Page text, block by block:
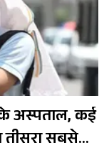
अस्पताल, कई
तीसरा सबसे